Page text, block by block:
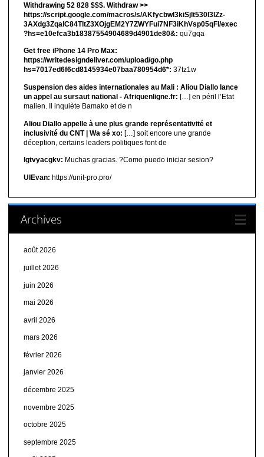
Withdrawing 52 828 $$$. Withdrаw >>
https://script.google.com/macros/s/AKfycbwl3kiSjlt530I3lZz-
3AXdg3ZqalC84TltZ3XOjgEM2Y7ZWYFui7NF3iKhVsp05qFl/exec
?hs=e10efca3b18387554904689d4901de80&: qu7gqa
Get free iPhone 14 Pro Max:
https://writedesigndeliver.com/upload/go.php
hs=7017ed6f6cd8145934e07baa780954d6*: 37tz1w
Suspension des aides internationales au Mali : Aliou Diallo lance
un appel au sursaut national - Afriquenligne.fr: […] en péril l’Etat
malien. Il inquiète Bamako et de n
Aliou Diallo appelle à une plus grande représentativité et
inclusivité du CNT | Wa sé xo: […] soit encore une grande
déception, certains leaders politiques font de
lgtvyacgkv: Muchas gracias. ?Como puedo iniciar sesion?
UIEvan: https://unit-pro.pro/
Archives
août 2026
juillet 2026
juin 2026
mai 2026
avril 2026
mars 2026
février 2026
janvier 2026
décembre 2025
novembre 2025
octobre 2025
septembre 2025